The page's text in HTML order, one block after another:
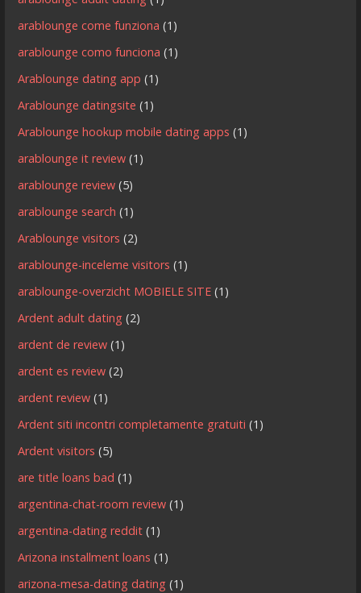
arablounge come funziona (1)
arablounge como funciona (1)
Arablounge dating app (1)
Arablounge datingsite (1)
Arablounge hookup mobile dating apps (1)
arablounge it review (1)
arablounge review (5)
arablounge search (1)
Arablounge visitors (2)
arablounge-inceleme visitors (1)
arablounge-overzicht MOBIELE SITE (1)
Ardent adult dating (2)
ardent de review (1)
ardent es review (2)
ardent review (1)
Ardent siti incontri completamente gratuiti (1)
Ardent visitors (5)
are title loans bad (1)
argentina-chat-room review (1)
argentina-dating reddit (1)
Arizona installment loans (1)
arizona-mesa-dating dating (1)